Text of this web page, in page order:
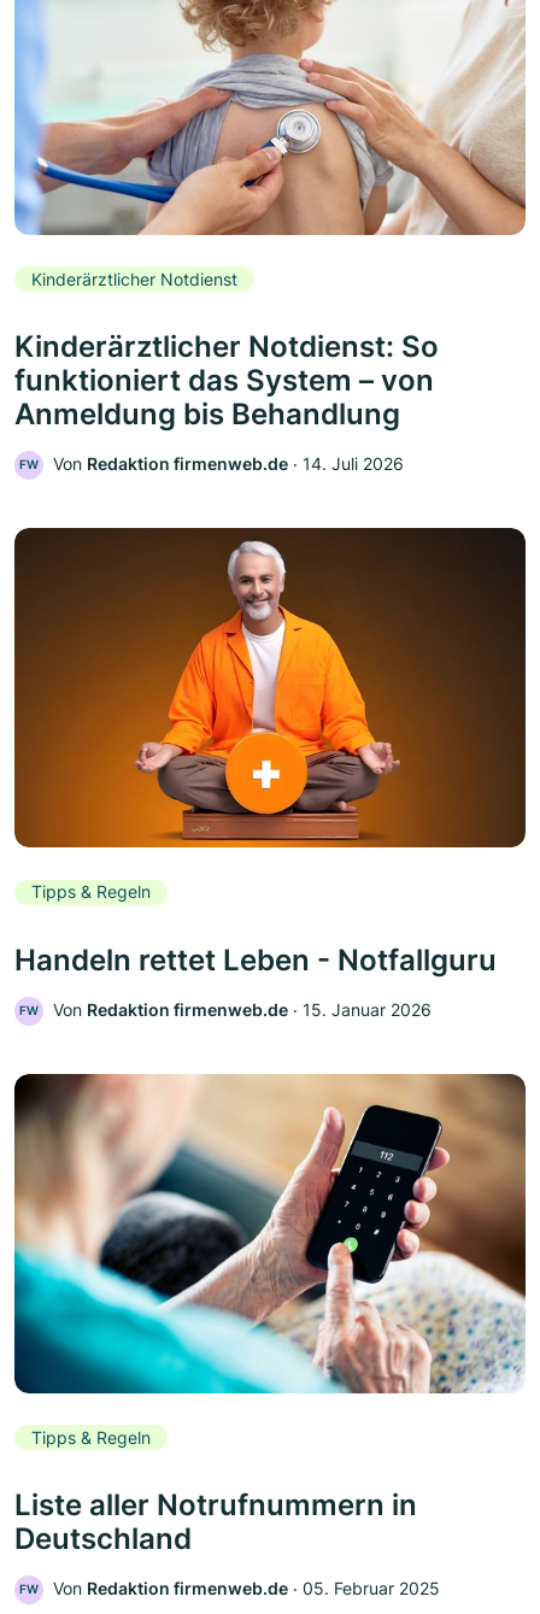
Kinderärztlicher Notdienst
Kinderärztlicher Notdienst: So
funktioniert das System – von
Anmeldung bis Behandlung
FW Von Redaktion firmenweb.de ‧ 14. Juli 2026
Tipps & Regeln
Handeln rettet Leben - Notfallguru
FW Von Redaktion firmenweb.de ‧ 15. Januar 2026
Tipps & Regeln
Liste aller Notrufnummern in
Deutschland
FW Von Redaktion firmenweb.de ‧ 05. Februar 2025